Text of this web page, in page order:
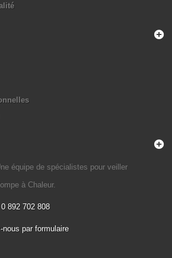
équipe de spécialistes pour veiller
à Chaleur.
0 892 702 808
nous par formulaire